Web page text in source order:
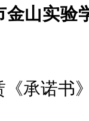
金山实验
《承诺书